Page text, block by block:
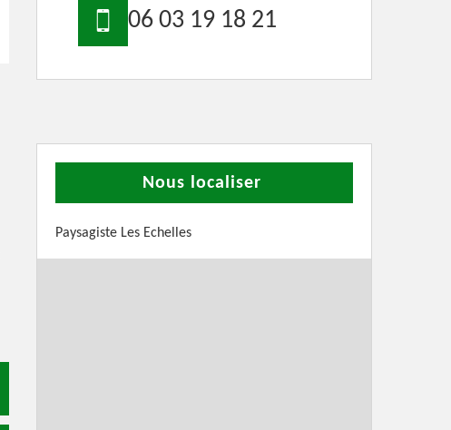
06 03 19 18 21
Nous localiser
Paysagiste Les Echelles